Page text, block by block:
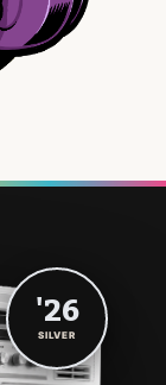
'26
SILVER